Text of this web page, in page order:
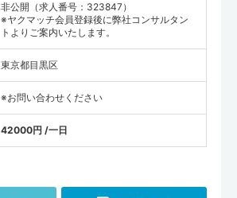
非公開（求人番号：323847）
※ヤクマッチ会員登録後に弊社コンサルタン
トよりご案内いたします。
東京都目黒区
※お問い合わせください
42000円 /一日